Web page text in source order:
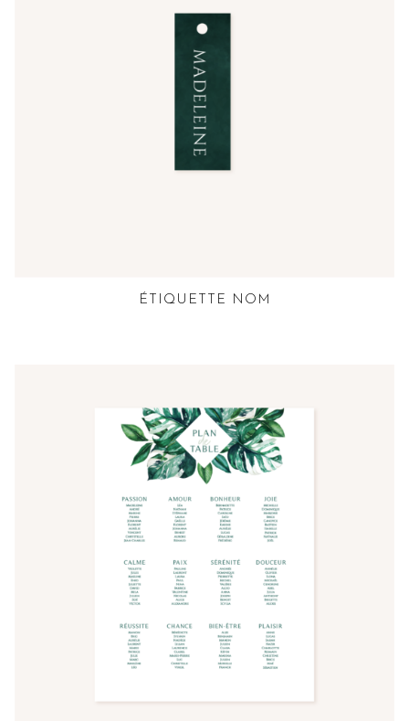
ÉTIQUETTE NOM